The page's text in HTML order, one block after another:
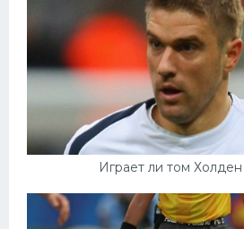
Играет ли том